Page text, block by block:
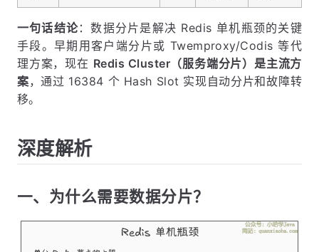
一句话结论：数据分片是解决 Redis 单机瓶颈的关键
手段。早期用客户端分片或 Twemproxy/Codis 等代
理方案，现在 Redis Cluster（服务端分片）是主流方
案，通过 16384 个 Hash Slot 实现自动分片和故障转
移。
深度解析
一、为什么需要数据分片？